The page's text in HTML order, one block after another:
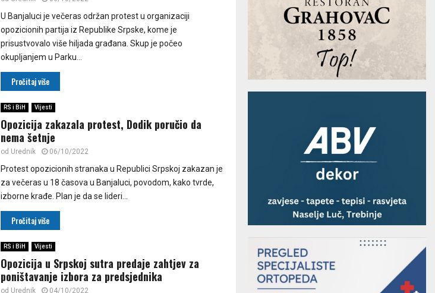
U Banjaluci je večeras održan protest u organizaciji
opozicionih partija iz Republike Srpske, kome je
prisustvovalo više hiljada građana. Skup je počeo
okupljanjem u Parku...
Pročitaj više
RS i BiH Vijesti
Opozicija zakazala protest, Dodik poručio da
nema šetnje
od Urednik 06/10/2022
Protest opozicionih stranaka u Republici Srpskoj zakazan je
za večeras u 18 časova u Banjaluci, povodom, kako tvrde,
izborne krađe. Plan je da se lideri...
Pročitaj više
RS i BiH Vijesti
Opozicija u Srpskoj sutra predaje zahtjev za
poništavanje izbora za predsjednika
od Urednik 04/10/2022